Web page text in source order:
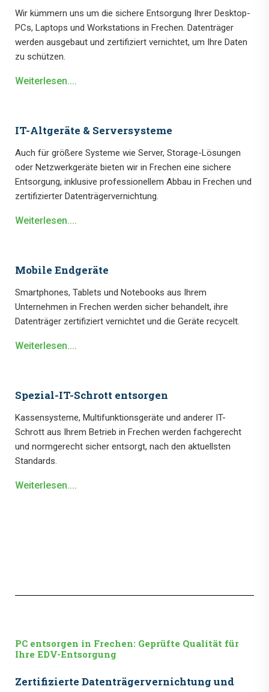
Wir kümmern uns um die sichere Entsorgung Ihrer Desktop-
PCs, Laptops und Workstations in Frechen. Datenträger
werden ausgebaut und zertifiziert vernichtet, um Ihre Daten
zu schützen.
Weiterlesen....
IT-Altgeräte & Serversysteme
Auch für größere Systeme wie Server, Storage-Lösungen
oder Netzwerkgeräte bieten wir in Frechen eine sichere
Entsorgung, inklusive professionellem Abbau in Frechen und
zertifizierter Datenträgervernichtung.
Weiterlesen....
Mobile Endgeräte
Smartphones, Tablets und Notebooks aus Ihrem
Unternehmen in Frechen werden sicher behandelt, ihre
Datenträger zertifiziert vernichtet und die Geräte recycelt.
Weiterlesen....
Spezial-IT-Schrott entsorgen
Kassensysteme, Multifunktionsgeräte und anderer IT-
Schrott aus Ihrem Betrieb in Frechen werden fachgerecht
und normgerecht sicher entsorgt, nach den aktuellsten
Standards.
Weiterlesen....
PC entsorgen in Frechen: Geprüfte Qualität für
Ihre EDV-Entsorgung
Zertifizierte Datenträgervernichtung und